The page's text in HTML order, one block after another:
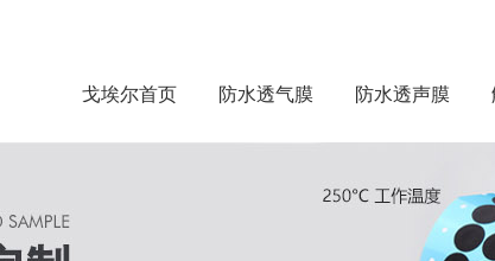
戈埃尔首页 防水透气膜 防水透声膜